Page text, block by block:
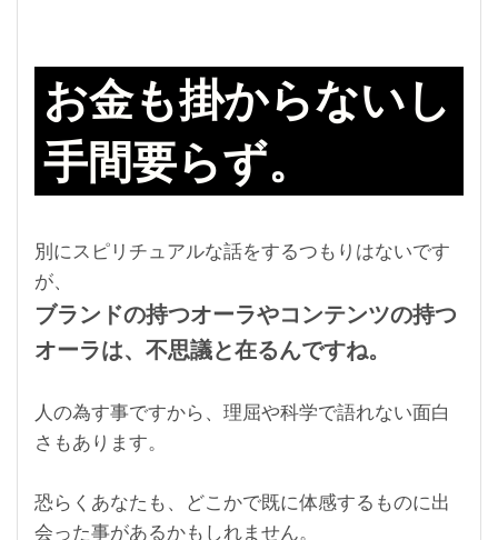
お金も掛からないし
手間要らず。
別にスピリチュアルな話をするつもりはないです
が、
ブランドの持つオーラやコンテンツの持つ
オーラは、不思議と在るんですね。
人の為す事ですから、 理屈や科学で語れない面白
さもあります。
恐らくあなたも、どこかで既に体感するものに出
会った事があるかもしれません。